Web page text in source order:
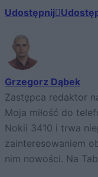
Udostępnij
Grzegorz Dąbek
Zastępca redaktor
Moja miłość do
Nokii 3410 i trwa
zainteresowaniem
nim nowości. Na